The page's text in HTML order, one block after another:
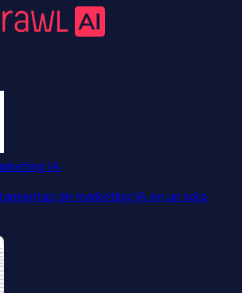
IA
de marketing IA en un solo